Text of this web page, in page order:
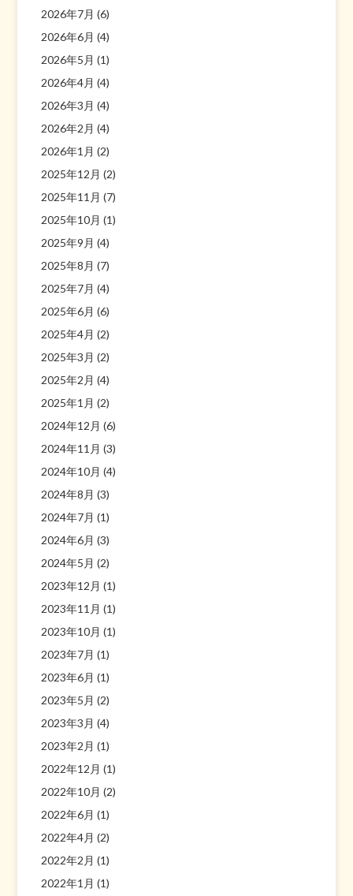
2026年7月 (6)
2026年6月 (4)
2026年5月 (1)
2026年4月 (4)
2026年3月 (4)
2026年2月 (4)
2026年1月 (2)
2025年12月 (2)
2025年11月 (7)
2025年10月 (1)
2025年9月 (4)
2025年8月 (7)
2025年7月 (4)
2025年6月 (6)
2025年4月 (2)
2025年3月 (2)
2025年2月 (4)
2025年1月 (2)
2024年12月 (6)
2024年11月 (3)
2024年10月 (4)
2024年8月 (3)
2024年7月 (1)
2024年6月 (3)
2024年5月 (2)
2023年12月 (1)
2023年11月 (1)
2023年10月 (1)
2023年7月 (1)
2023年6月 (1)
2023年5月 (2)
2023年3月 (4)
2023年2月 (1)
2022年12月 (1)
2022年10月 (2)
2022年6月 (1)
2022年4月 (2)
2022年2月 (1)
2022年1月 (1)